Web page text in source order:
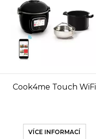
Cook4me Touch WiFi
VÍCE INFORMACÍ